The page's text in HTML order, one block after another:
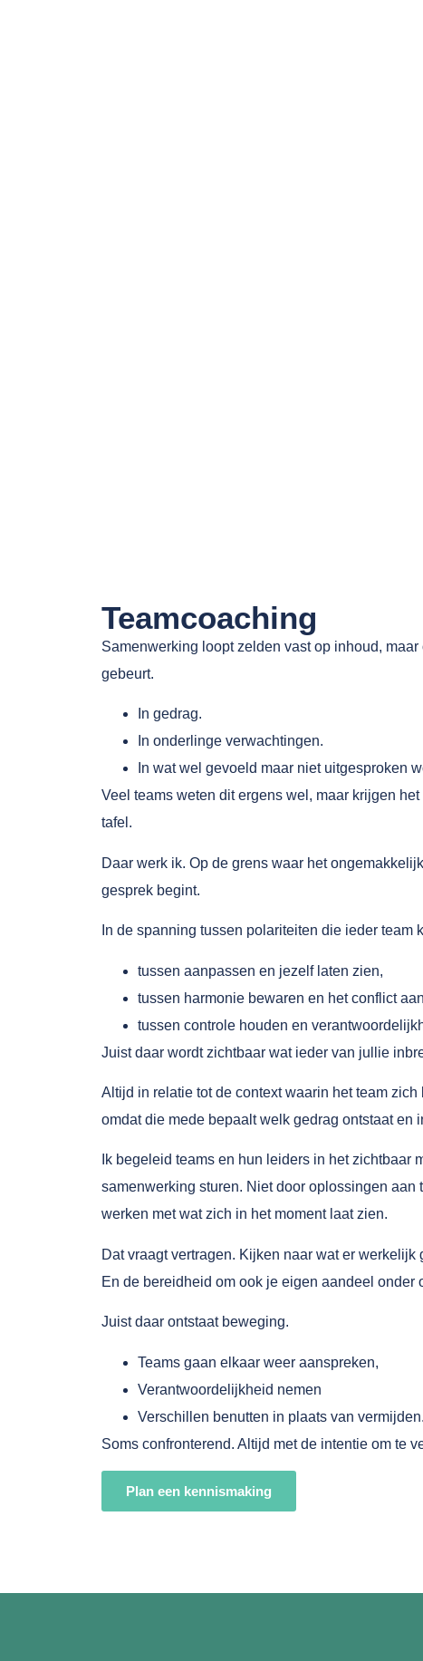
Teamcoaching
Samenwerking loopt zelden vast op inhoud,
gebeurt.
In gedrag.
In onderlinge verwachtingen.
In wat wel gevoeld maar niet uitgesproken
Veel teams weten dit ergens wel, maar krijgen
tafel.
Daar werk ik. Op de grens waar het
gesprek begint.
In de spanning tussen polariteiten die ieder team
tussen aanpassen en jezelf laten zien,
tussen harmonie bewaren en het conflict
tussen controle houden en
Juist daar wordt zichtbaar wat ieder van jullie
Altijd in relatie tot de context waarin het team zich
omdat die mede bepaalt welk gedrag ontstaat en
Ik begeleid teams en hun leiders in het zichtbaar
samenwerking sturen. Niet door oplossingen aan
werken met wat zich in het moment laat zien.
Dat vraagt vertragen. Kijken naar wat er werkelijk
En de bereidheid om ook je eigen aandeel onder
Juist daar ontstaat beweging.
Teams gaan elkaar weer aanspreken,
Verantwoordelijkheid nemen
Verschillen benutten in plaats van vermijden.
Soms confronterend. Altijd met de intentie om te
Plan een kennismaking